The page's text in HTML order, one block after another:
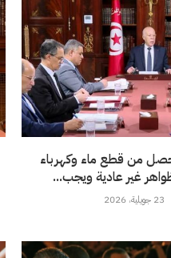
من قطع ماء وكهرباء
غير عادية ويجب...
23 جويلية، 2026